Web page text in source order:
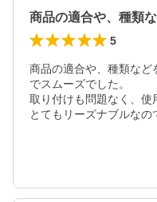
5
商品の適合や、種類など
でスムーズでした。
取り付けも問題なく、使
とてもリーズナブルなの